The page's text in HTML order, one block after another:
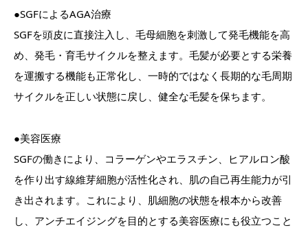
●SGFによるAGA治療
SGFを頭皮に直接注入し、毛母細胞を刺激して発毛機能を高
め、発毛・育毛サイクルを整えます。毛髪が必要とする栄養
を運搬する機能も正常化し、一時的ではなく長期的な毛周期
サイクルを正しい状態に戻し、健全な毛髪を保ちます。
●美容医療
SGFの働きにより、コラーゲンやエラスチン、ヒアルロン酸
を作り出す線維芽細胞が活性化され、肌の自己再生能力が引
き出されます。これにより、肌細胞の状態を根本から改善
し、アンチエイジングを目的とする美容医療にも役立つこと